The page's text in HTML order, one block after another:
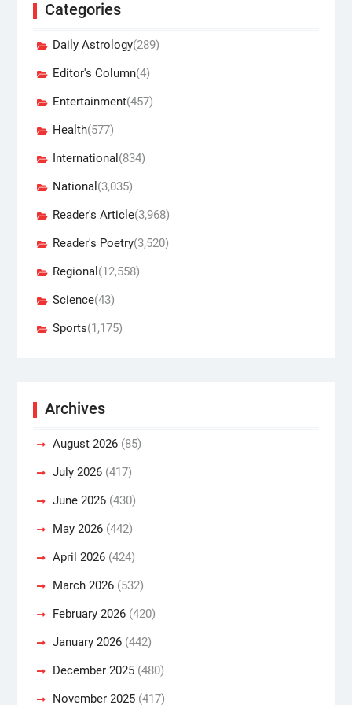
Categories
Daily Astrology(289)
Editor's Column(4)
Entertainment(457)
Health(577)
International (834)
National (3,035)
Reader's Article(3,968)
Reader's Poetry(3,520)
Regional (12,558)
Science(43)
Sports(1,175)
Archives
August 2026(85)
July 2026(417)
June 2026(430)
May 2026(442)
April 2026(424)
March 2026(532)
February 2026(420)
January 2026(442)
December 2025(480)
November 2025(417)